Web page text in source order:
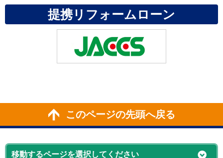
提携リフォームローン
このページの先頭へ戻る